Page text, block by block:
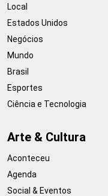
Local
Estados Unidos
Negócios
Mundo
Brasil
Esportes
Ciência e Tecnologia
Arte & Cultura
Aconteceu
Agenda
Social & Eventos